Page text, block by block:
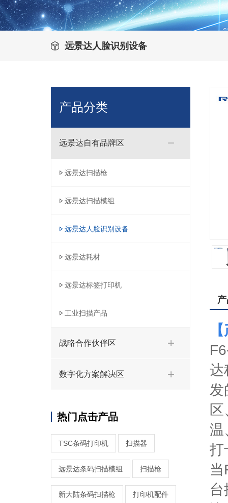
远景达人脸识别设备
产品分类
远景达自有品牌区
远景达扫描枪
远景达扫描模组
远景达人脸识别设备
远景达耗材
远景达标签打印机
工业扫描产品
战略合作伙伴区
数字化方案解决区
热门点击产品
TSC条码打印机 扫描器
远景达条码扫描模组 扫描枪
新大陆条码扫描枪 打印机配件
达
发
温
打
当
台